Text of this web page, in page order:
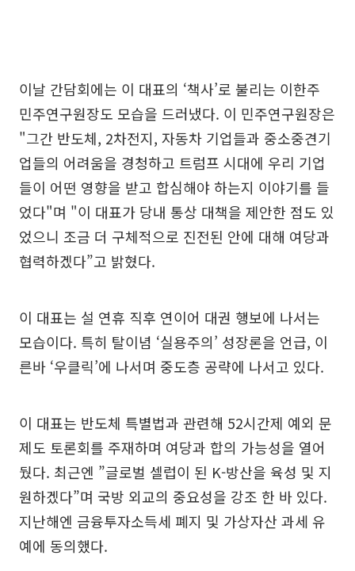
이날 간담회에는 이 대표의 ‘책사’로 불리는 이한주
민주연구원장도 모습을 드러냈다. 이 민주연구원장은
"그간 반도체, 2차전지, 자동차 기업들과 중소중견기
업들의 어려움을 경청하고 트럼프 시대에 우리 기업
들이 어떤 영향을 받고 합심해야 하는지 이야기를 들
었다"며 "이 대표가 당내 통상 대책을 제안한 점도 있
었으니 조금 더 구체적으로 진전된 안에 대해 여당과
협력하겠다”고 밝혔다.
이 대표는 설 연휴 직후 연이어 대권 행보에 나서는
모습이다. 특히 탈이념 ‘실용주의’ 성장론을 언급, 이
른바 ‘우클릭’에 나서며 중도층 공략에 나서고 있다.
이 대표는 반도체 특별법과 관련해 52시간제 예외 문
제도 토론회를 주재하며 여당과 합의 가능성을 열어
뒀다. 최근엔 ”글로벌 셀럽이 된 K-방산을 육성 및 지
원하겠다”며 국방 외교의 중요성을 강조 한 바 있다.
지난해엔 금융투자소득세 폐지 및 가상자산 과세 유
예에 동의했다.